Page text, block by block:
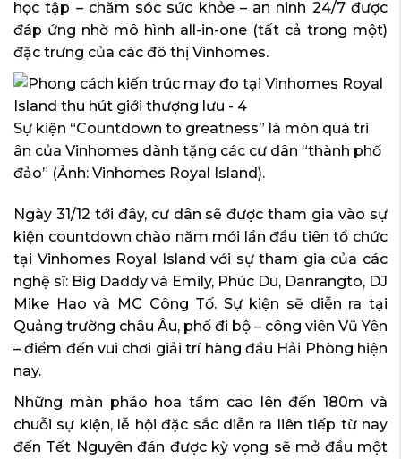
học tập – chăm sóc sức khỏe – an ninh 24/7 được
đáp ứng nhờ mô hình all-in-one (tất cả trong một)
đặc trưng của các đô thị Vinhomes.
Sự kiện “Countdown to greatness” là món quà tri
ân của Vinhomes dành tặng các cư dân “thành phố
đảo” (Ảnh: Vinhomes Royal Island).
Ngày 31/12 tới đây, cư dân sẽ được tham gia vào sự
kiện countdown chào năm mới lần đầu tiên tổ chức
tại Vinhomes Royal Island với sự tham gia của các
nghệ sĩ: Big Daddy và Emily, Phúc Du, Danrangto, DJ
Mike Hao và MC Công Tố. Sự kiện sẽ diễn ra tại
Quảng trường châu Âu, phố đi bộ – công viên Vũ Yên
– điểm đến vui chơi giải trí hàng đầu Hải Phòng hiện
nay.
Những màn pháo hoa tầm cao lên đến 180m và
chuỗi sự kiện, lễ hội đặc sắc diễn ra liên tiếp từ nay
đến Tết Nguyên đán được kỳ vọng sẽ mở đầu một